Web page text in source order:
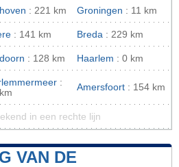
: 221 km Groningen : 11 km
: 141 km Breda : 229 km
: 128 km Haarlem : 0 km
:
Amersfoort : 154 km
in een rechte lijn
VAN DE